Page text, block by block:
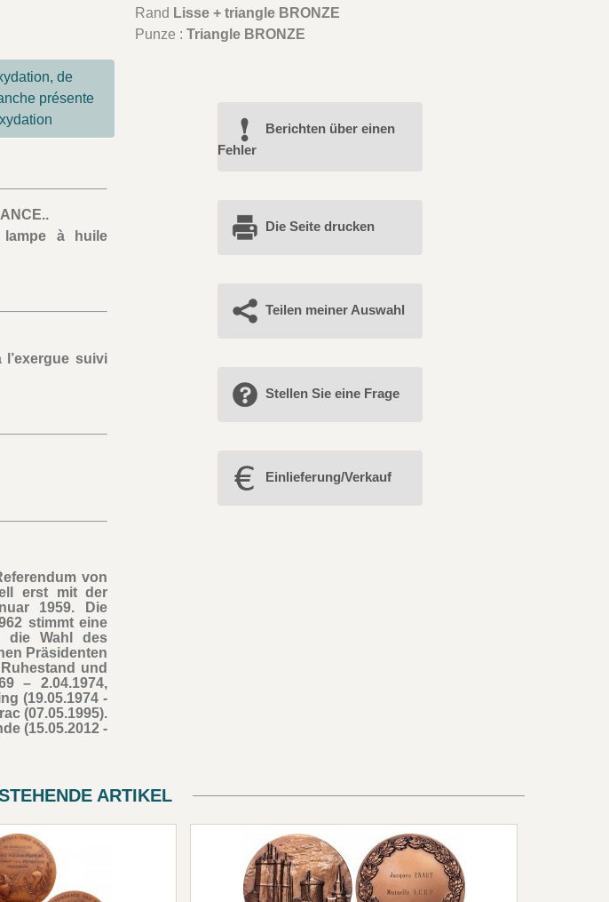
Rand Lisse + triangle BRONZE
Punze :Triangle BRONZE
de
présente
à huile
suivi
von
erst mit der
1959. Die
stimmt eine
die Wahl des
Präsidenten
und
– 2.04.1974,
(19.05.1974 -
(07.05.1995).
(15.05.2012 -
Berichten über einen
Fehler
Die Seite drucken
Teilen meiner Auswahl
Stellen Sie eine Frage
Einlieferung/Verkauf
ARTIKEL